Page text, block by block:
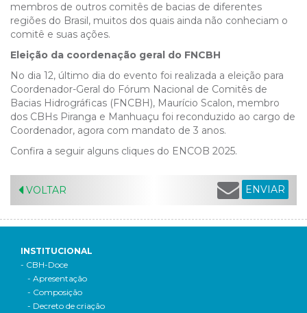
membros de outros comitês de bacias de diferentes
regiões do Brasil, muitos dos quais ainda não conheciam o
comitê e suas ações.
Eleição da coordenação geral do FNCBH
No dia 12, último dia do evento foi realizada a eleição para
Coordenador-Geral do Fórum Nacional de Comitês de
Bacias Hidrográficas (FNCBH), Maurício Scalon, membro
dos CBHs Piranga e Manhuaçu foi reconduzido ao cargo de
Coordenador, agora com mandato de 3 anos.
Confira a seguir alguns cliques do ENCOB 2025.
VOLTAR ENVIAR
INSTITUCIONAL
- CBH-Doce
- Apresentação
- Composição
- Decreto de criação